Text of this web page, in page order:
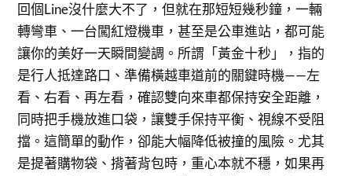
回個Line沒什麼大不了，但就在那短短幾秒鐘，一輛
轉彎車、一台闖紅燈機車，甚至是公車進站，都可能
讓你的美好一天瞬間變調。所謂「黃金十秒」，指的
是行人抵達路口、準備橫越車道前的關鍵時機——左
看、右看、再左看，確認雙向來車都保持安全距離，
同時把手機放進口袋，讓雙手保持平衡、視線不受阻
擋。這簡單的動作，卻能大幅降低被撞的風險。尤其
是提著購物袋、揹著背包時，重心本就不穩，如果再